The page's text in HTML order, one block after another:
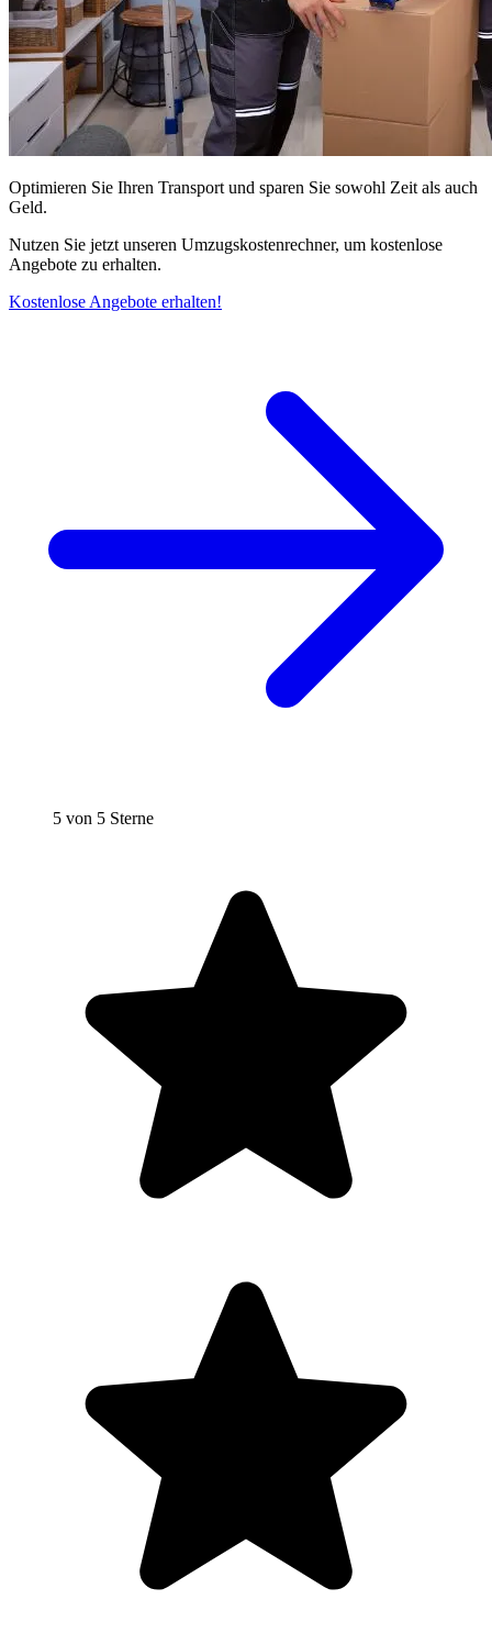
Optimieren Sie Ihren Transport und sparen Sie sowohl Zeit als auch
Geld.
Nutzen Sie jetzt unseren Umzugskostenrechner, um kostenlose
Angebote zu erhalten.
Kostenlose Angebote erhalten!
5 von 5 Sterne